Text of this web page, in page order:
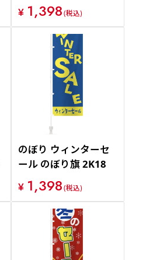
¥ 1,398(税込)
のぼり ウィンターセ
ール のぼり旗 2K18
¥ 1,398(税込)